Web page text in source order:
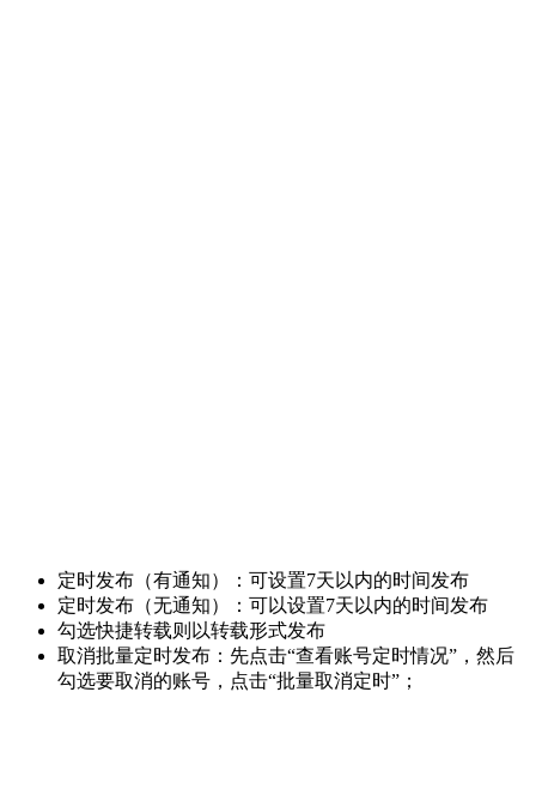
定时发布（有通知）：可设置7天以内的时间发布
定时发布（无通知）：可以设置7天以内的时间发布
勾选快捷转载则以转载形式发布
取消批量定时发布：先点击“查看账号定时情况”，然后
勾选要取消的账号，点击“批量取消定时”；